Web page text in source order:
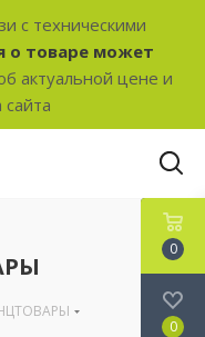
с техническими
о товаре может
актуальной цене и
0
0